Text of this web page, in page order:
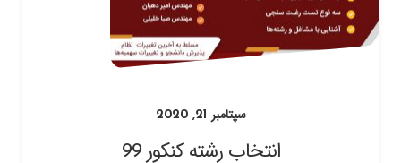
سپتامبر 21, 2020
انتخاب رشته کنکور 99